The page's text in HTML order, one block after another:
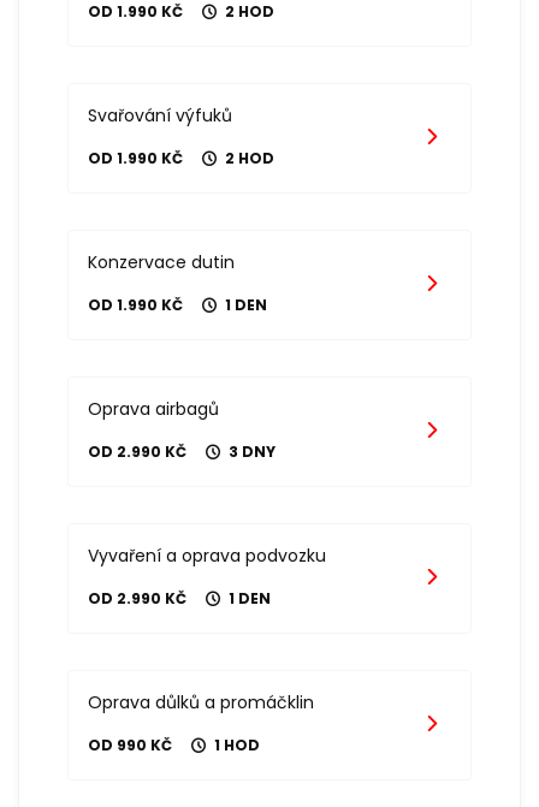
OD 1.990 KČ 2 HOD
Svařování výfuků
OD 1.990 KČ 2 HOD
Konzervace dutin
OD 1.990 KČ 1 DEN
Oprava airbagů
OD 2.990 KČ 3 DNY
Vyvaření a oprava podvozku
OD 2.990 KČ 1 DEN
Oprava důlků a promáčklin
OD 990 KČ 1 HOD